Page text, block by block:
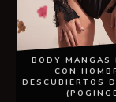
BODY MANGAS
CON
DESCUBIERTOS